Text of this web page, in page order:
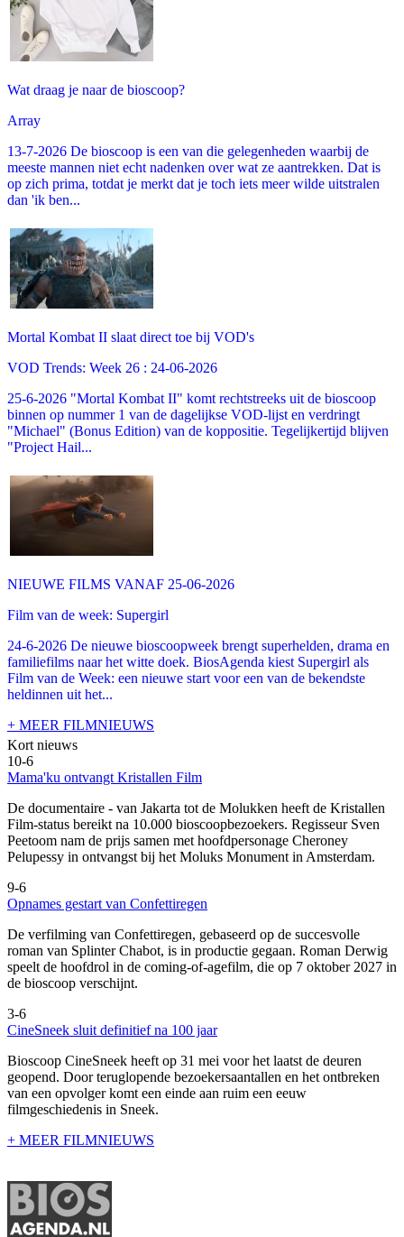
Wat draag je naar de bioscoop?
Array
13-7-2026 De bioscoop is een van die gelegenheden waarbij de
meeste mannen niet echt nadenken over wat ze aantrekken. Dat is
op zich prima, totdat je merkt dat je toch iets meer wilde uitstralen
dan 'ik ben...
Mortal Kombat II slaat direct toe bij VOD's
VOD Trends: Week 26 : 24-06-2026
25-6-2026 "Mortal Kombat II" komt rechtstreeks uit de bioscoop
binnen op nummer 1 van de dagelijkse VOD-lijst en verdringt
"Michael" (Bonus Edition) van de koppositie. Tegelijkertijd blijven
"Project Hail...
NIEUWE FILMS VANAF 25-06-2026
Film van de week: Supergirl
24-6-2026 De nieuwe bioscoopweek brengt superhelden, drama en
familiefilms naar het witte doek. BiosAgenda kiest Supergirl als
Film van de Week: een nieuwe start voor een van de bekendste
heldinnen uit het...
+ MEER FILMNIEUWS
Kort nieuws
10-6
Mama'ku ontvangt Kristallen Film
De documentaire - van Jakarta tot de Molukken heeft de Kristallen
Film-status bereikt na 10.000 bioscoopbezoekers. Regisseur Sven
Peetoom nam de prijs samen met hoofdpersonage Cheroney
Pelupessy in ontvangst bij het Moluks Monument in Amsterdam.
9-6
Opnames gestart van Confettiregen
De verfilming van Confettiregen, gebaseerd op de succesvolle
roman van Splinter Chabot, is in productie gegaan. Roman Derwig
speelt de hoofdrol in de coming-of-agefilm, die op 7 oktober 2027 in
de bioscoop verschijnt.
3-6
CineSneek sluit definitief na 100 jaar
Bioscoop CineSneek heeft op 31 mei voor het laatst de deuren
geopend. Door teruglopende bezoekersaantallen en het ontbreken
van een opvolger komt een einde aan ruim een eeuw
filmgeschiedenis in Sneek.
+ MEER FILMNIEUWS